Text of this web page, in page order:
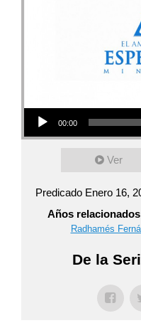
Audio Player
00:00
Ver
Predicado Enero 16,
Años
Radhamés
De la